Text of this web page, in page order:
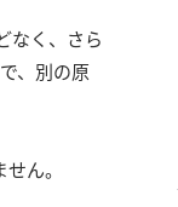
なく、さら
、別の原
ん。